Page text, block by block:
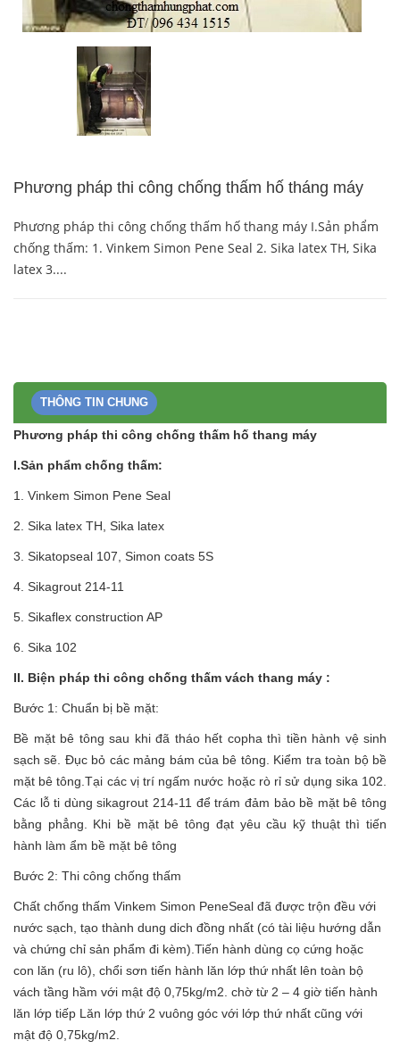
Phương pháp thi công chống thấm hố tháng máy
Phương pháp thi công chống thấm hố thang máy I.Sản phẩm
chống thấm: 1. Vinkem Simon Pene Seal 2. Sika latex TH, Sika
latex 3....
THÔNG TIN CHUNG
Phương pháp thi công chống thấm hố thang máy
I.Sản phẩm chống thấm:
1. Vinkem Simon Pene Seal
2. Sika latex TH, Sika latex
3. Sikatopseal 107, Simon coats 5S
4. Sikagrout 214-11
5. Sikaflex construction AP
6. Sika 102
II. Biện pháp thi công chống thấm vách thang máy :
Bước 1: Chuẩn bị bề mặt:
Bề mặt bê tông sau khi đã tháo hết copha thì tiền hành vệ sinh
sạch sẽ. Đục bỏ các mảng bám của bê tông. Kiểm tra toàn bộ bề
mặt bê tông.Tại các vị trí ngấm nước hoặc rò rỉ sử dụng sika 102.
Các lỗ ti dùng sikagrout 214-11 để trám đảm bảo bề mặt bê tông
bằng phẳng. Khi bề mặt bê tông đạt yêu cầu kỹ thuật thì tiến
hành làm ẩm bề mặt bê tông
Bước 2: Thi công chống thấm
Chất chống thấm Vinkem Simon PeneSeal đã được trộn đều với
nước sạch, tạo thành dung dich đồng nhất (có tài liệu hướng dẫn
và chứng chỉ sản phẩm đi kèm).Tiến hành dùng cọ cứng hoặc
con lăn (ru lô), chổi sơn tiến hành lăn lớp thứ nhất lên toàn bộ
vách tầng hầm với mật độ 0,75kg/m2. chờ từ 2 – 4 giờ tiến hành
lăn lớp tiếp Lăn lớp thứ 2 vuông góc với lớp thứ nhất cũng với
mật độ 0,75kg/m2.